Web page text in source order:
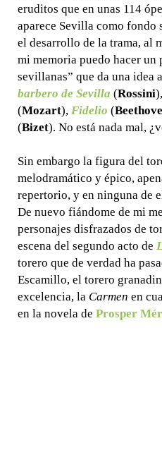
eruditos que en unas 114
aparece Sevilla como
el desarrollo de la trama, al
mi memoria puedo hacer un
sevillanas” que da una
barbero de Sevilla (Rossini
(Mozart), Fidelio (
(Bizet). No está nada mal,
Sin embargo la figura del
melodramático y épico,
repertorio, y en ninguna de
De nuevo fiándome de mi
personajes disfrazados de
escena del segundo acto de
torero que de verdad ha
Escamillo, el torero
excelencia, la Carmen en
en la novela de Prosper